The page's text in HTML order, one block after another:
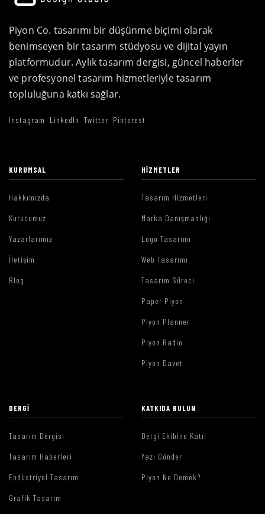
Piyon Co. tasarımı bir düşünme biçimi olarak
benimseyen bir tasarım stüdyosu ve dijital yayın
platformudur. Aylık tasarım dergisi, güncel haberler
ve profesyonel tasarım hizmetleriyle tasarım
topluluğuna katkı sağlar.
Instagram LinkedIn Twitter Pinterest
KURUMSAL
Hakkımızda
Kurucumuz
Yazarlarımız
İletişim
Blog
HIZMETLER
Tasarım Hizmetleri
Marka Danışmanlığı
Logo Tasarımı
Web Tasarımı
Tasarım Süreci
Paper Piyon
Piyon Planner
Piyon Radio
Piyon Davet
DERGI
Tasarım Dergisi
Tasarım Haberleri
Endüstriyel Tasarım
Grafik Tasarım
KATKIDA BULUN
Dergi Ekibine Katıl
Yazı Gönder
Piyon Ne Demek?